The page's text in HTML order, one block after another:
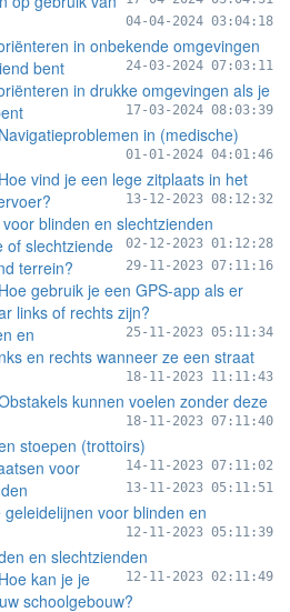
04-04-2024 03:04:18
in onbekende omgevingen
bent
24-03-2024 07:03:11
in drukke omgevingen als je
17-03-2024 08:03:39
in (medische)
01-01-2024 04:01:46
vind je een lege zitplaats in het
13-12-2023 08:12:32
blinden en slechtzienden
02-12-2023 01:12:28
of slechtziende
terrein?
29-11-2023 07:11:16
gebruik je een GPS-app als er
links of rechts zijn?
25-11-2023 05:11:34
en
en rechts wanneer ze een straat
18-11-2023 11:11:43
kunnen voelen zonder deze
18-11-2023 07:11:40
stoepen (trottoirs)
14-11-2023 07:11:02
voor
13-11-2023 05:11:51
voor blinden en
12-11-2023 05:11:39
en slechtzienden
12-11-2023 02:11:49
kan je je
schoolgebouw?